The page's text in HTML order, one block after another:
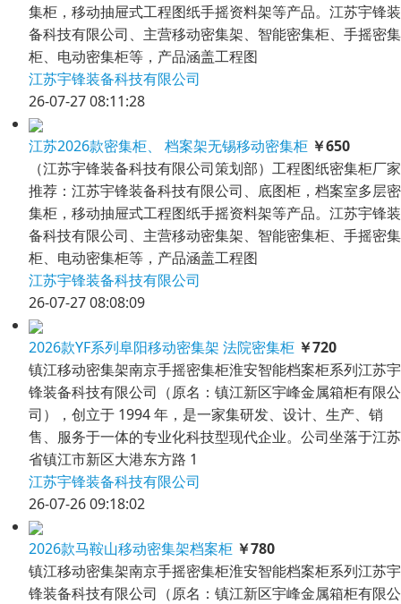
集柜，移动抽屉式工程图纸手摇资料架等产品。江苏宇锋装
备科技有限公司、主营移动密集架、智能密集柜、手摇密集
柜、电动密集柜等，产品涵盖工程图
江苏宇锋装备科技有限公司
26-07-27 08:11:28
江苏2026款密集柜、 档案架无锡移动密集柜 ￥650
（江苏宇锋装备科技有限公司策划部）工程图纸密集柜厂家
推荐：江苏宇锋装备科技有限公司、底图柜，档案室多层密
集柜，移动抽屉式工程图纸手摇资料架等产品。江苏宇锋装
备科技有限公司、主营移动密集架、智能密集柜、手摇密集
柜、电动密集柜等，产品涵盖工程图
江苏宇锋装备科技有限公司
26-07-27 08:08:09
2026款YF系列阜阳移动密集架 法院密集柜 ￥720
镇江移动密集架南京手摇密集柜淮安智能档案柜系列江苏宇
锋装备科技有限公司（原名：镇江新区宇峰金属箱柜有限公
司），创立于 1994 年，是一家集研发、设计、生产、销
售、服务于一体的专业化科技型现代企业。公司坐落于江苏
省镇江市新区大港东方路 1
江苏宇锋装备科技有限公司
26-07-26 09:18:02
2026款马鞍山移动密集架档案柜 ￥780
镇江移动密集架南京手摇密集柜淮安智能档案柜系列江苏宇
锋装备科技有限公司（原名：镇江新区宇峰金属箱柜有限公